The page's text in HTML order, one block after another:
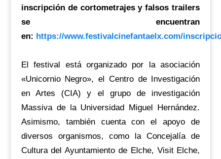
inscripción de cortometrajes y falsos trailers
se encuentran
en: https://www.festivalcinefantaelx.com/
El festival está organizado por la asociación
«Unicornio Negro», el Centro de Investigación
en Artes (CIA) y el grupo de investigación
Massiva de la Universidad Miguel Hernández.
Asimismo, también cuenta con el apoyo de
diversos organismos, como la Concejalía de
Cultura del Ayuntamiento de Elche, Visit Elche,